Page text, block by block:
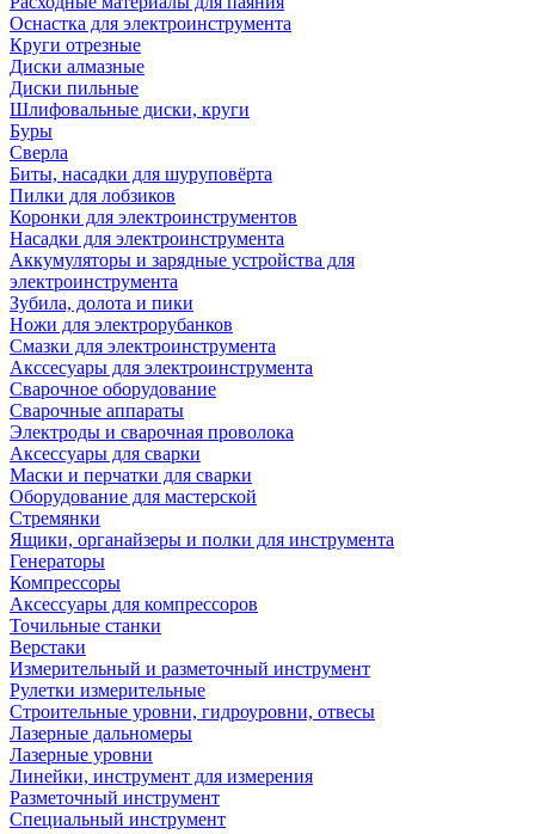
Оснастка для электроинструмента
Круги отрезные
Диски алмазные
Диски пильные
Шлифовальные диски, круги
Буры
Сверла
Биты, насадки для шуруповёрта
Пилки для лобзиков
Коронки для электроинструментов
Насадки для электроинструмента
Аккумуляторы и зарядные устройства для
электроинструмента
Зубила, долота и пики
Ножи для электрорубанков
Смазки для электроинструмента
Акссесуары для электроинструмента
Сварочное оборудование
Сварочные аппараты
Электроды и сварочная проволока
Аксессуары для сварки
Маски и перчатки для сварки
Оборудование для мастерской
Стремянки
Ящики, органайзеры и полки для инструмента
Генераторы
Компрессоры
Аксессуары для компрессоров
Точильные станки
Верстаки
Измерительный и разметочный инструмент
Рулетки измерительные
Строительные уровни, гидроуровни, отвесы
Лазерные дальномеры
Лазерные уровни
Линейки, инструмент для измерения
Разметочный инструмент
Специальный инструмент